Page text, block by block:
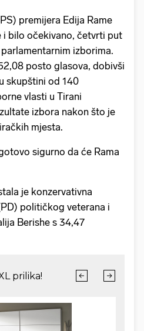
premijera Edija Rame
i bilo očekivano, četvrti put
izborima.
posto glasova, dobivši
skupštini od 140
vlasti u Tirani
izbora nakon što je
mjesta.
sigurno da će Rama
je konzervativna
političkog veterana i
Berishe s 34,47